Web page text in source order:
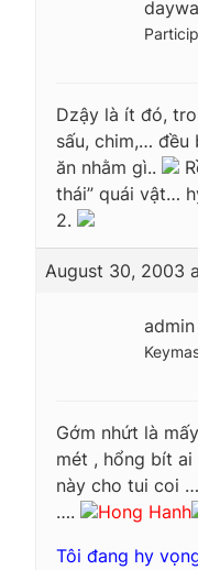
Dzậy là ít đó,
sấu, chim,… đều
ăn nhằm gì..
thái” quái vật…
2.
August 30, 2003
admin
Gớm nhứt là
mét , hổng bít ai
này cho tui coi
….
Hong Hanh
Tôi đang hy